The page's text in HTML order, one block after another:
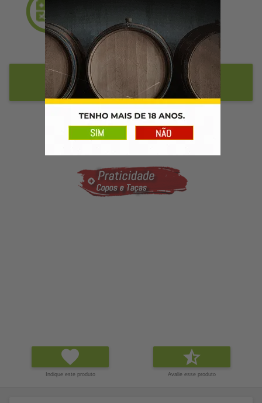
Adicionar ao Carrinho
Indique este produto Avalie esse produto